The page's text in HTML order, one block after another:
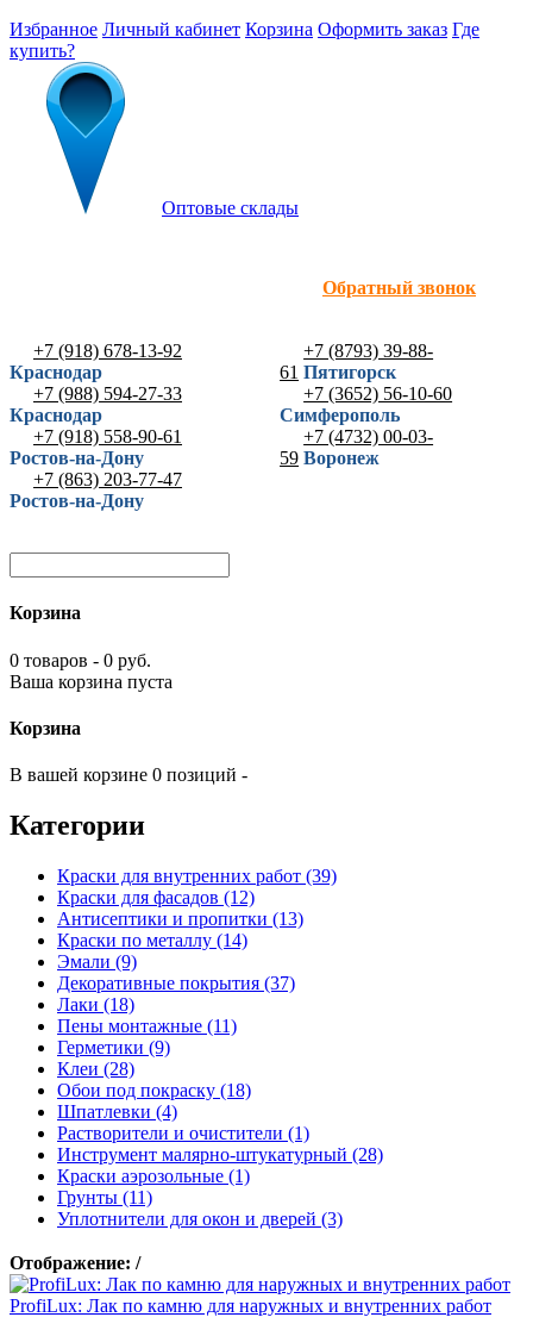
Избранное Личный кабинет Корзина Оформить заказ Где
купить?
Оптовые склады
Обратный звонок
+7 (918) 678-13-92
Краснодар
+7 (988) 594-27-33
Краснодар
+7 (918) 558-90-61
Ростов-на-Дону
+7 (863) 203-77-47
Ростов-на-Дону
+7 (8793) 39-88-
61 Пятигорск
+7 (3652) 56-10-60
Симферополь
+7 (4732) 00-03-
59 Воронеж
Корзина
0 товаров - 0 руб.
Ваша корзина пуста
Корзина
В вашей корзине 0 позиций -
Категории
Краски для внутренних работ (39)
Краски для фасадов (12)
Антисептики и пропитки (13)
Краски по металлу (14)
Эмали (9)
Декоративные покрытия (37)
Лаки (18)
Пены монтажные (11)
Герметики (9)
Клеи (28)
Обои под покраску (18)
Шпатлевки (4)
Растворители и очистители (1)
Инструмент малярно-штукатурный (28)
Краски аэрозольные (1)
Грунты (11)
Уплотнители для окон и дверей (3)
Отображение: /
ProfiLux: Лак по камню для наружных и внутренних работ